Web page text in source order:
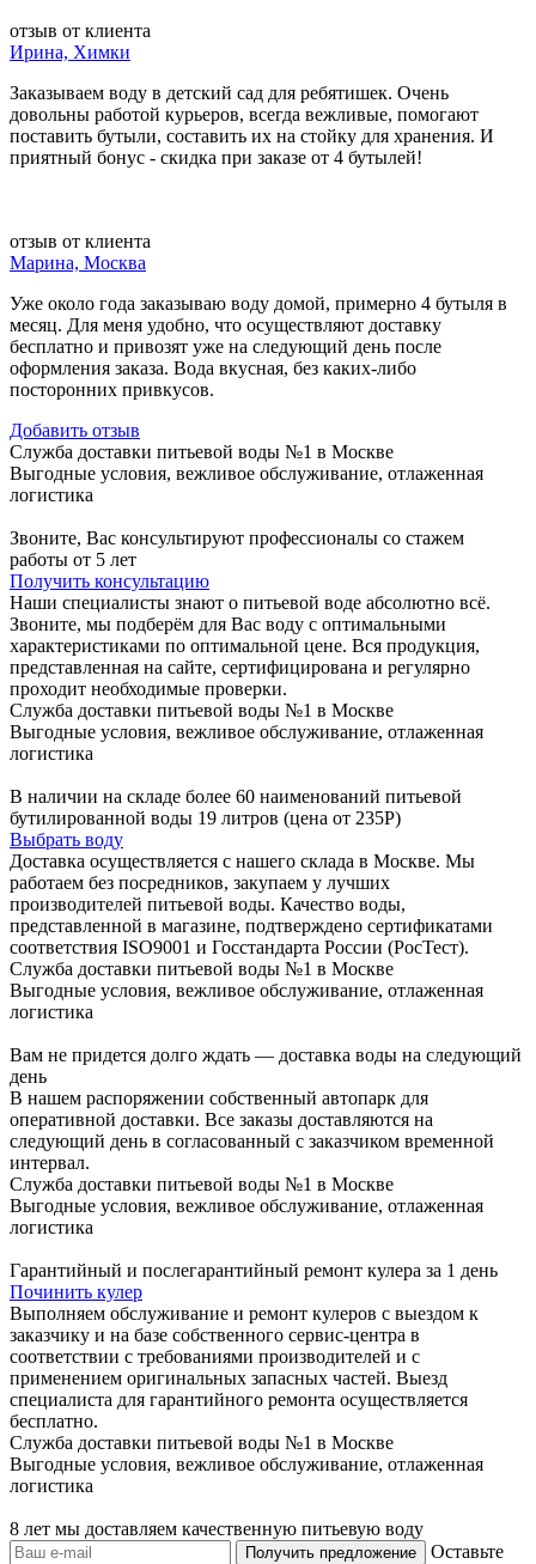
отзыв от клиента
Ирина, Химки
Заказываем воду в детский сад для ребятишек. Очень
довольны работой курьеров, всегда вежливые, помогают
поставить бутыли, составить их на стойку для хранения. И
приятный бонус - скидка при заказе от 4 бутылей!
отзыв от клиента
Марина, Москва
Уже около года заказываю воду домой, примерно 4 бутыля в
месяц. Для меня удобно, что осуществляют доставку
бесплатно и привозят уже на следующий день после
оформления заказа. Вода вкусная, без каких-либо
посторонних привкусов.
Добавить отзыв
Служба доставки питьевой воды №1 в Москве
Выгодные условия, вежливое обслуживание, отлаженная
логистика
Звоните, Вас консультируют профессионалы со стажем
работы от 5 лет
Получить консультацию
Наши специалисты знают о питьевой воде абсолютно всё.
Звоните, мы подберём для Вас воду с оптимальными
характеристиками по оптимальной цене. Вся продукция,
представленная на сайте, сертифицирована и регулярно
проходит необходимые проверки.
Служба доставки питьевой воды №1 в Москве
Выгодные условия, вежливое обслуживание, отлаженная
логистика
В наличии на складе более 60 наименований питьевой
бутилированной воды 19 литров (цена от 235Р)
Выбрать воду
Доставка осуществляется с нашего склада в Москве. Мы
работаем без посредников, закупаем у лучших
производителей питьевой воды. Качество воды,
представленной в магазине, подтверждено сертификатами
соответствия ISO9001 и Госстандарта России (РосТест).
Служба доставки питьевой воды №1 в Москве
Выгодные условия, вежливое обслуживание, отлаженная
логистика
Вам не придется долго ждать — доставка воды на следующий
день
В нашем распоряжении собственный автопарк для
оперативной доставки. Все заказы доставляются на
следующий день в согласованный с заказчиком временной
интервал.
Служба доставки питьевой воды №1 в Москве
Выгодные условия, вежливое обслуживание, отлаженная
логистика
Гарантийный и послегарантийный ремонт кулера за 1 день
Починить кулер
Выполняем обслуживание и ремонт кулеров с выездом к
заказчику и на базе собственного сервис-центра в
соответствии с требованиями производителей и с
применением оригинальных запасных частей. Выезд
специалиста для гарантийного ремонта осуществляется
бесплатно.
Служба доставки питьевой воды №1 в Москве
Выгодные условия, вежливое обслуживание, отлаженная
логистика
8 лет мы доставляем качественную питьевую воду
Оставьте